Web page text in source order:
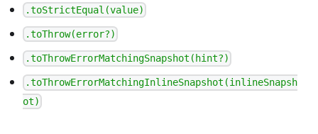
.toStrictEqual(value)
.toThrow(error?)
.toThrowErrorMatchingSnapshot(hint?)
.toThrowErrorMatchingInlineSnapshot(inlineSnapsh
ot)